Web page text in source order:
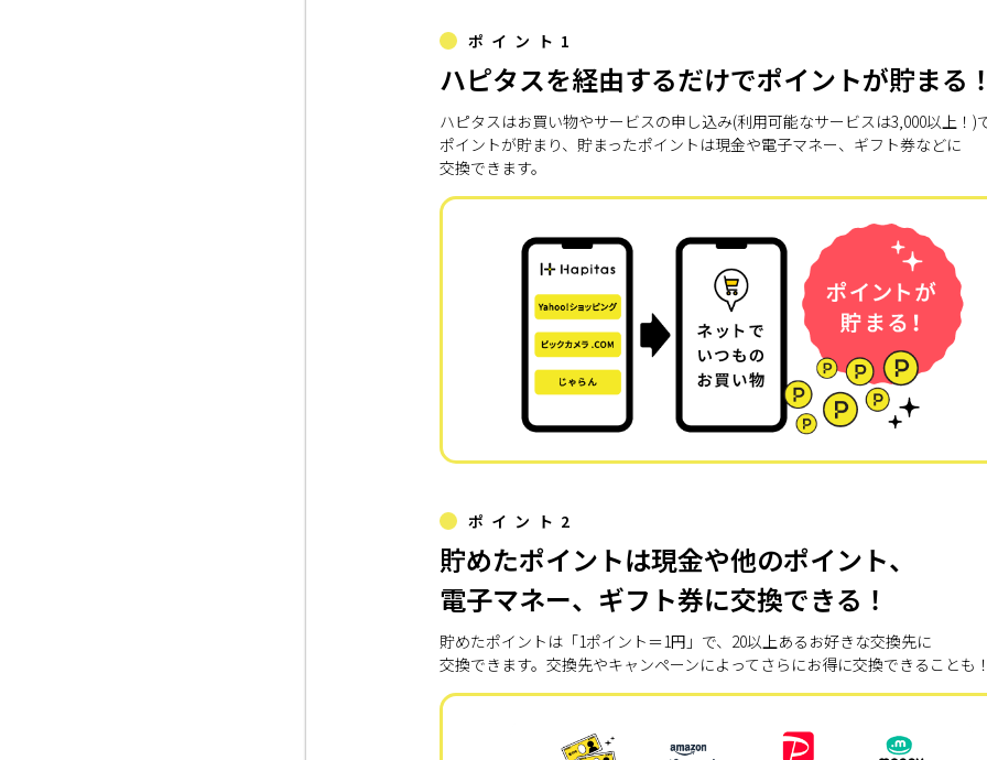
ポイント1
ハピタスを経由するだけでポイントが貯まる
ハピタスはお買い物やサービスの申し込み(利用可能なサービスは3,000以上！)
ポイントが貯まり、貯まったポイントは現金や電子マネー、ギフト券などに
交換できます。
ポイント2
貯めたポイントは現金や他のポイント、
電子マネー、ギフト券に交換できる！
貯めたポイントは「1ポイント＝1円」で、20以上あるお好きな交換先に
交換できます。交換先やキャンペーンによってさらにお得に交換できることも